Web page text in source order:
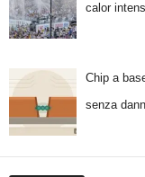
calor
Chip a
senza